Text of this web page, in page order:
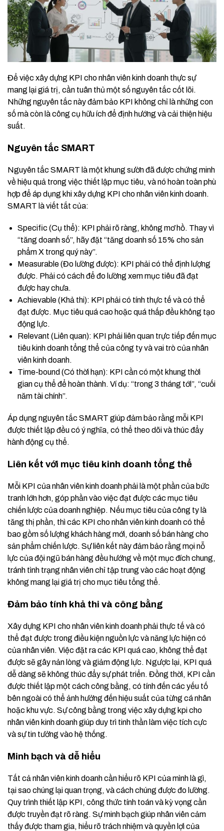
Để việc xây dựng KPI cho nhân viên kinh doanh thực sự
mang lại giá trị, cần tuân thủ một số nguyên tắc cốt lõi.
Những nguyên tắc này đảm bảo KPI không chỉ là những con
số mà còn là công cụ hữu ích để định hướng và cải thiện hiệu
suất.
Nguyên tắc SMART
Nguyên tắc SMART là một khung sườn đã được chứng minh
về hiệu quả trong việc thiết lập mục tiêu, và nó hoàn toàn phù
hợp để áp dụng khi xây dựng KPI cho nhân viên kinh doanh.
SMART là viết tắt của:
Specific (Cụ thể): KPI phải rõ ràng, không mơ hồ. Thay vì
“tăng doanh số”, hãy đặt “tăng doanh số 15% cho sản
phẩm X trong quý này”.
Measurable (Đo lường được): KPI phải có thể định lượng
được. Phải có cách để đo lường xem mục tiêu đã đạt
được hay chưa.
Achievable (Khả thi): KPI phải có tính thực tế và có thể
đạt được. Mục tiêu quá cao hoặc quá thấp đều không tạo
động lực.
Relevant (Liên quan): KPI phải liên quan trực tiếp đến mục
tiêu kinh doanh tổng thể của công ty và vai trò của nhân
viên kinh doanh.
Time-bound (Có thời hạn): KPI cần có một khung thời
gian cụ thể để hoàn thành. Ví dụ: “trong 3 tháng tới”, “cuối
năm tài chính”.
Áp dụng nguyên tắc SMART giúp đảm bảo rằng mỗi KPI
được thiết lập đều có ý nghĩa, có thể theo dõi và thúc đẩy
hành động cụ thể.
Liên kết với mục tiêu kinh doanh tổng thể
Mỗi KPI của nhân viên kinh doanh phải là một phần của bức
tranh lớn hơn, góp phần vào việc đạt được các mục tiêu
chiến lược của doanh nghiệp. Nếu mục tiêu của công ty là
tăng thị phần, thì các KPI cho nhân viên kinh doanh có thể
bao gồm số lượng khách hàng mới, doanh số bán hàng cho
sản phẩm chiến lược. Sự liên kết này đảm bảo rằng mọi nỗ
lực của đội ngũ bán hàng đều hướng về một mục đích chung,
tránh tình trạng nhân viên chỉ tập trung vào các hoạt động
không mang lại giá trị cho mục tiêu tổng thể.
Đảm bảo tính khả thi và công bằng
Xây dựng KPI cho nhân viên kinh doanh phải thực tế và có
thể đạt được trong điều kiện nguồn lực và năng lực hiện có
của nhân viên. Việc đặt ra các KPI quá cao, không thể đạt
được sẽ gây nản lòng và giảm động lực. Ngược lại, KPI quá
dễ dàng sẽ không thúc đẩy sự phát triển. Đồng thời, KPI cần
được thiết lập một cách công bằng, có tính đến các yếu tố
bên ngoài có thể ảnh hưởng đến hiệu suất của từng cá nhân
hoặc khu vực. Sự công bằng trong việc xây dựng kpi cho
nhân viên kinh doanh giúp duy trì tinh thần làm việc tích cực
và sự tin tưởng vào hệ thống.
Minh bạch và dễ hiểu
Tất cả nhân viên kinh doanh cần hiểu rõ KPI của mình là gì,
tại sao chúng lại quan trọng, và cách chúng được đo lường.
Quy trình thiết lập KPI, công thức tính toán và kỳ vọng cần
được truyền đạt rõ ràng. Sự minh bạch giúp nhân viên cảm
thấy được tham gia, hiểu rõ trách nhiệm và quyền lợi của